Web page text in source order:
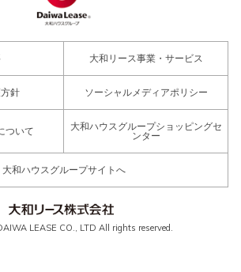
大和リース事業・サービス
針 ソーシャルメディアポリシー
ついて
大和ハウスグループショッピングセ
ンター
大和ハウスグループサイトへ
LEASE CO., LTD All rights reserved.